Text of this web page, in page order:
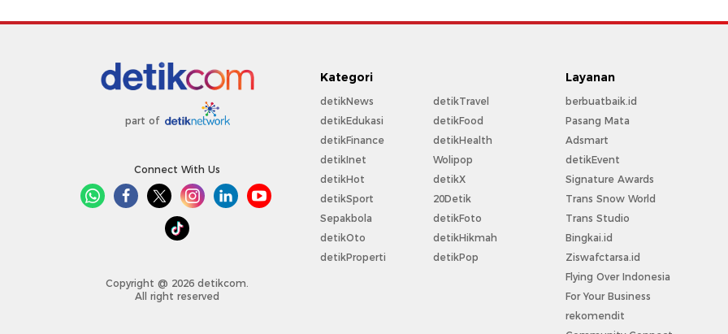
part of
Connect With Us
Copyright @ 2026 detikcom.
All right reserved
Kategori
detikNews
detikEdukasi
detikFinance
detikInet
detikHot
detikSport
Sepakbola
detikOto
detikProperti
detikTravel
detikFood
detikHealth
Wolipop
detikX
20Detik
detikFoto
detikHikmah
detikPop
Layanan
berbuatbaik.id
Pasang Mata
Adsmart
detikEvent
Signature Awards
Trans Snow World
Trans Studio
Bingkai.id
Ziswafctarsa.id
Flying Over Indonesia
For Your Business
rekomendit